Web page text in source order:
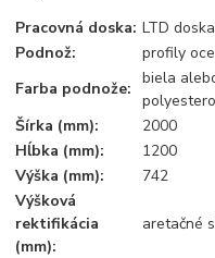
Pracovná doska: LTD
Podnož:
profily
Farba podnože:
biela
Šírka (mm):
2000
Hĺbka (mm):
1200
Výška (mm):
742
Výšková
rektifikácia
(mm):
aretačné